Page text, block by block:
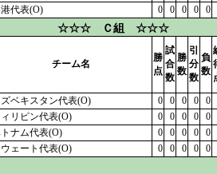
代表(O)
0 0 0 0 0
☆☆☆ Ｃ組 ☆☆☆
チーム名
勝
点
試
合
数
勝
数
引
分
数
負
数
ベキスタン代表(O) 0 0 0 0
0
リピン代表(O)
0 0 0 0
0
ナム代表(O)
0 0 0 0
0
ェート代表(O)
0 0 0 0 0